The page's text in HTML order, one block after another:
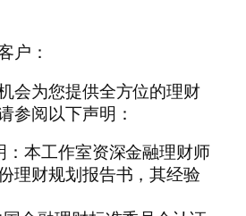
户：
会为您提供全方位的理财
参阅以下声明：
：本工作室资深金融理财师
理财规划报告书，其经验